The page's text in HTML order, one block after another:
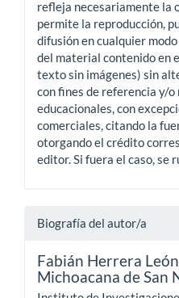
refleja necesariamente la
permite la reproducción,
difusión en cualquier
del material contenido en
texto sin imágenes) sin
con fines de referencia y/
educacionales, con
comerciales, citando la
otorgando el crédito
editor. Si fuera el caso, se
Biografía del autor/a
Fabián Herrera
Michoacana de San